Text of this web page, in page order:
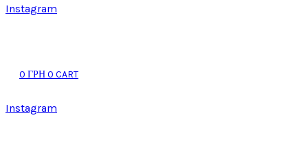
Instagram
0 ГРН 0 CART
Instagram